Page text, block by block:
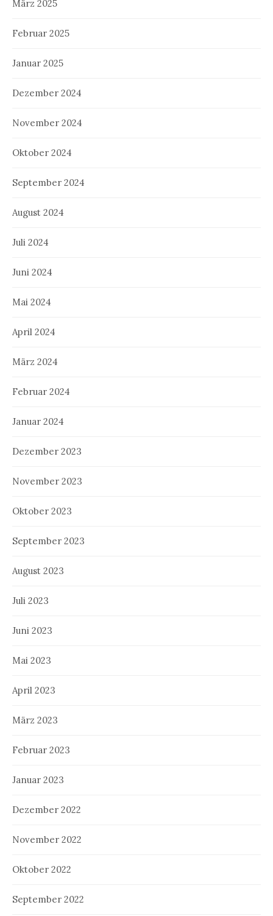
März 2025
Februar 2025
Januar 2025
Dezember 2024
November 2024
Oktober 2024
September 2024
August 2024
Juli 2024
Juni 2024
Mai 2024
April 2024
März 2024
Februar 2024
Januar 2024
Dezember 2023
November 2023
Oktober 2023
September 2023
August 2023
Juli 2023
Juni 2023
Mai 2023
April 2023
März 2023
Februar 2023
Januar 2023
Dezember 2022
November 2022
Oktober 2022
September 2022